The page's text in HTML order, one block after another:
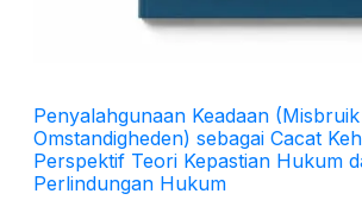
Penyalahgunaan Keadaan
Omstandigheden) sebagai Cacat
Perspektif Teori Kepastian Hukum
Perlindungan Hukum